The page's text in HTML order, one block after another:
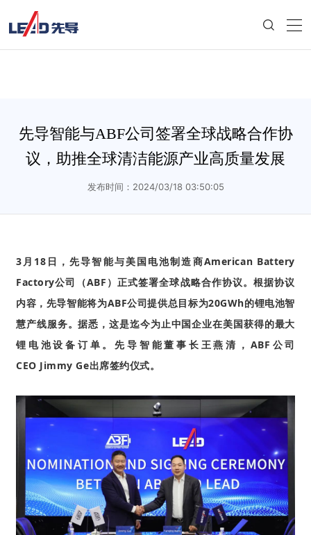
先导智能与ABF公司签署全球战略合作协
议，助推全球清洁能源产业高质量发展
发布时间：2024/03/18 03:50:05
3月18日，先导智能与美国电池制造商American Battery
Factory公司（ABF） 正式签署全球战略合作协议。根据协议
内容，先导智能将为ABF公司提供总目标为20GWh的锂电池智
慧产线服务。据悉，这是迄今为止中国企业在美国获得的最大
锂电池设备订单。先导智能董事长王燕清， ABF公司
CEO Jimmy Ge出席签约仪式。